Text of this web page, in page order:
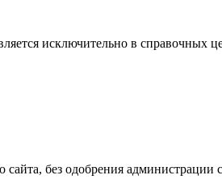
исключительно в справочных
без одобрения администрации